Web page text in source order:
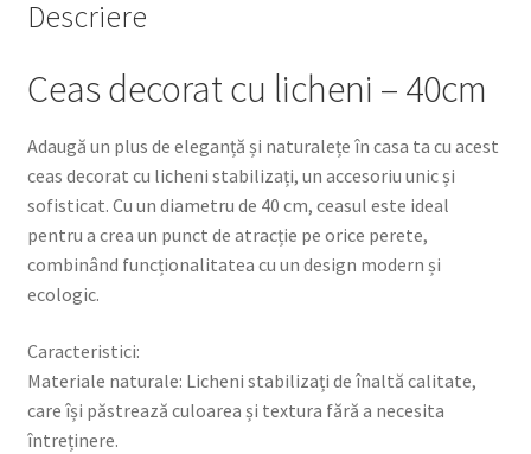
Descriere
Ceas decorat cu licheni – 40cm
Adaugă un plus de eleganță și naturalețe în casa ta cu acest
ceas decorat cu licheni stabilizați, un accesoriu unic și
sofisticat. Cu un diametru de 40 cm, ceasul este ideal
pentru a crea un punct de atracție pe orice perete,
combinând funcționalitatea cu un design modern și
ecologic.
Caracteristici:
Materiale naturale: Licheni stabilizați de înaltă calitate,
care își păstrează culoarea și textura fără a necesita
întreținere.